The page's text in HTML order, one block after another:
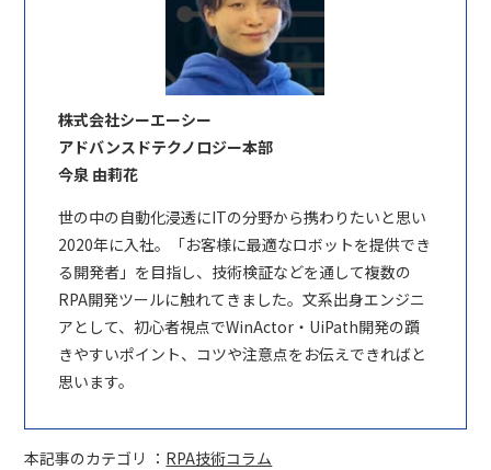
株式会社シーエーシー
アドバンスドテクノロジー本部
今泉 由莉花
世の中の自動化浸透にITの分野から携わりたいと思い
2020年に入社。「お客様に最適なロボットを提供でき
る開発者」を目指し、技術検証などを通して複数の
RPA開発ツールに触れてきました。文系出身エンジニ
アとして、初心者視点でWinActor・UiPath開発の躓
きやすいポイント、コツや注意点をお伝えできればと
思います。
本記事のカテゴリ ： RPA技術コラム